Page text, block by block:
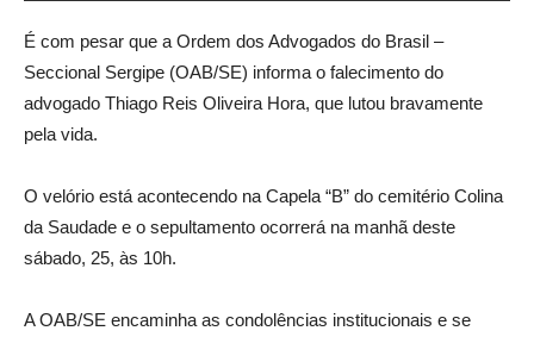
É com pesar que a Ordem dos Advogados do Brasil –
Seccional Sergipe (OAB/SE) informa o falecimento do
advogado Thiago Reis Oliveira Hora, que lutou bravamente
pela vida.
O velório está acontecendo na Capela “B” do cemitério Colina
da Saudade e o sepultamento ocorrerá na manhã deste
sábado, 25, às 10h.
A OAB/SE encaminha as condolências institucionais e se